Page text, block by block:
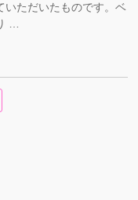
いただいたものです。ベ
…